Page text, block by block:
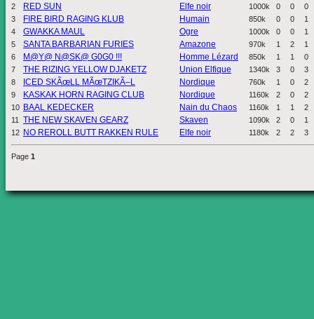
2
RED SUN Elfe noir 1000k 0 0
0
3
FIRE BIRD RAGING KLUB Humain 850k 0 0
1
4
GWAKKA MAUL Ogre 1000k 0 0
1
5
SANTA BARBARIAN FURIES Amazone 970k 1 2
1
6
M@Y@ N@SK@ G0G0 !!! Homme Lézard 850k 1 1
0
7
THE RIZING YELLOW DJAKETZ Union Elfique 1340k 3 0
3
8
ICED SKÃœLL MÃœTZIKÃ–L Nordique 760k 1 0
2
9
KASKAK HORN RAGING CLUB Nordique 1160k 2 0
2
10 BAAL KEDECKER Nain du Chaos 1160k 1 1
2
11
THE NEW SKAVEN GEARZ Skaven 1090k 2 0
1
12 NO REROLL BUTT RAKKEN RULE Elfe noir 1180k 2 2 3
Page 1